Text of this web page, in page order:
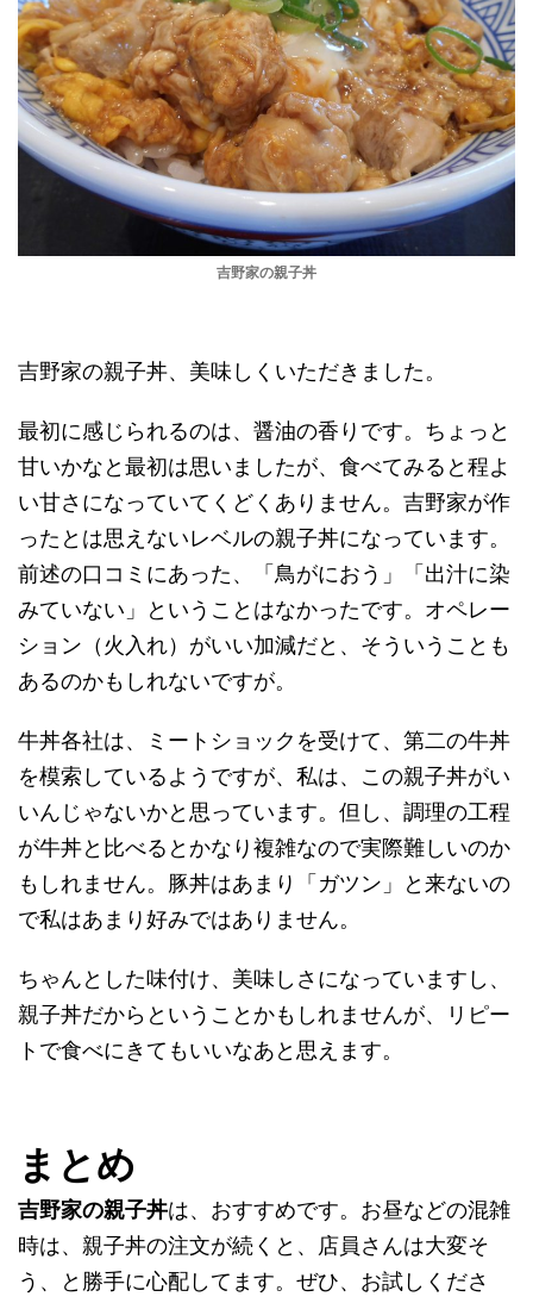
吉野家の親子丼
吉野家の親子丼、美味しくいただきました。
最初に感じられるのは、醤油の香りです。ちょっと
甘いかなと最初は思いましたが、食べてみると程よ
い甘さになっていてくどくありません。吉野家が作
ったとは思えないレベルの親子丼になっています。
前述の口コミにあった、「鳥がにおう」「出汁に染
みていない」ということはなかったです。オペレー
ション（火入れ）がいい加減だと、そういうことも
あるのかもしれないですが。
牛丼各社は、ミートショックを受けて、第二の牛丼
を模索しているようですが、私は、この親子丼がい
いんじゃないかと思っています。但し、調理の工程
が牛丼と比べるとかなり複雑なので実際難しいのか
もしれません。豚丼はあまり「ガツン」と来ないの
で私はあまり好みではありません。
ちゃんとした味付け、美味しさになっていますし、
親子丼だからということかもしれませんが、リピー
トで食べにきてもいいなあと思えます。
まとめ
吉野家の親子丼は、おすすめです。お昼などの混雑
時は、親子丼の注文が続くと、店員さんは大変そ
う、と勝手に心配してます。ぜひ、お試しくださ